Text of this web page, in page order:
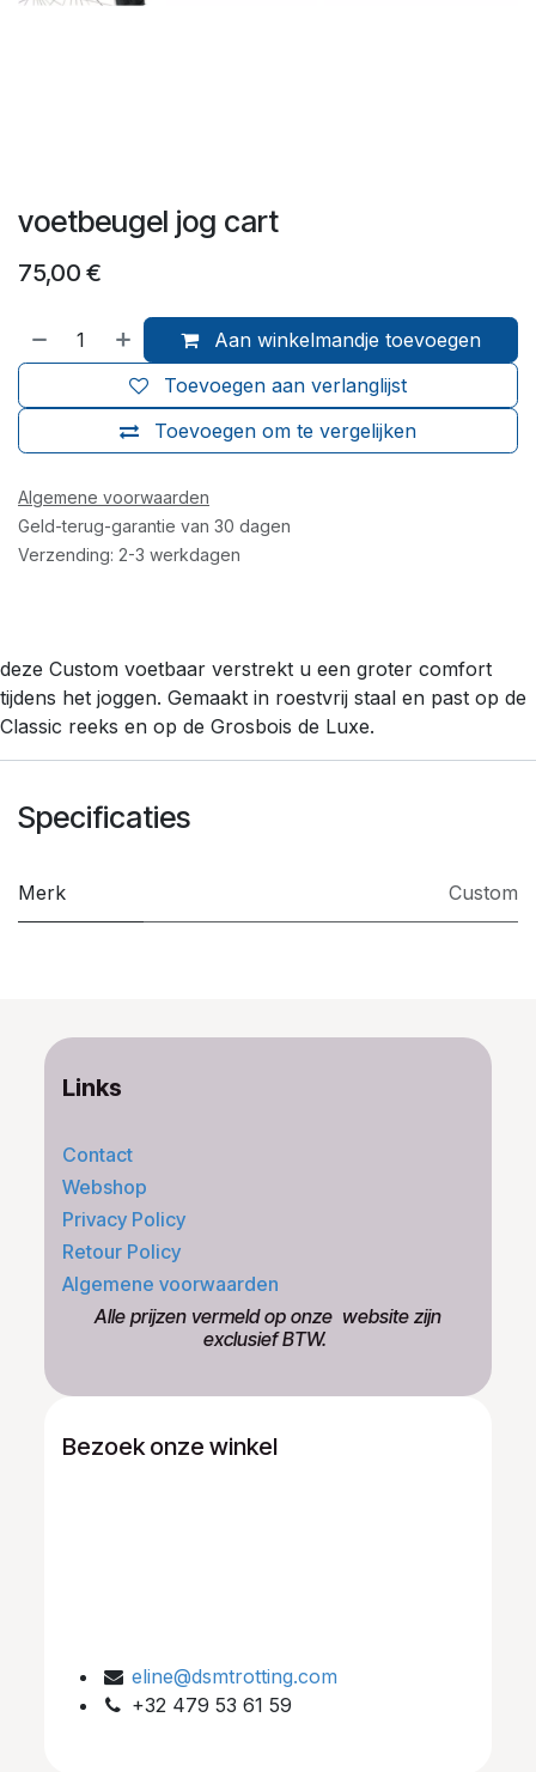
voetbeugel jog cart
75,00 €
Aan winkelmandje toevoegen
Toevoegen om te vergelijken
Toevoegen aan verlanglijst
Algemene voorwaarden
Geld-terug-garantie van 30 dagen
Verzending: 2-3 werkdagen
deze Custom voetbaar verstrekt u een groter comfort
tijdens het joggen. Gemaakt in roestvrij staal en past op de
Classic reeks en op de Grosbois de Luxe.
Specificaties
Merk Custom
Links
Contact
Webshop
Privacy Policy
Retour Policy
Algemene voorwaarden
​Alle prijzen vermeld op onze ​website zijn
exclusief BTW.
Bezoek onze winkel
eline@dsmtrotting.com
+32 479 53 61 59